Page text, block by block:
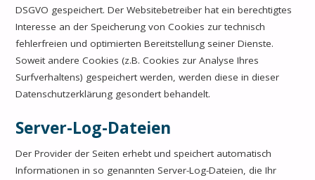
DSGVO gespeichert. Der Websitebetreiber hat ein berechtigtes
Interesse an der Speicherung von Cookies zur technisch
fehlerfreien und optimierten Bereitstellung seiner Dienste.
Soweit andere Cookies (z.B. Cookies zur Analyse Ihres
Surfverhaltens) gespeichert werden, werden diese in dieser
Datenschutzerklärung gesondert behandelt.
Server-Log-Dateien
Der Provider der Seiten erhebt und speichert automatisch
Informationen in so genannten Server-Log-Dateien, die Ihr